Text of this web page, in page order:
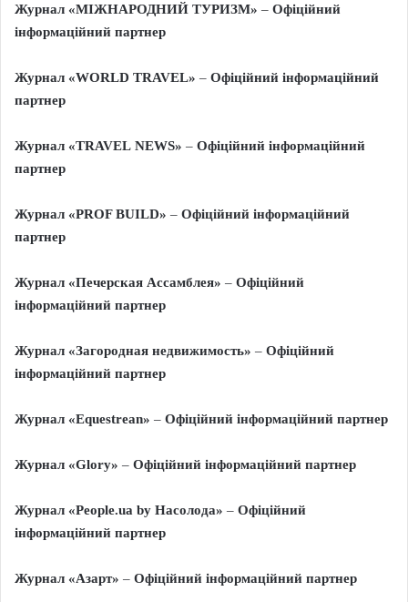
Журнал «МІЖНАРОДНИЙ ТУРИЗМ» – Офіційний
інформаційний партнер
Журнал «WORLD TRAVEL» – Офіційний інформаційний
партнер
Журнал «TRAVEL NEWS» – Офіційний інформаційний
партнер
Журнал «PROF BUILD» – Офіційний інформаційний
партнер
Журнал «Печерская Ассамблея» – Офіційний
інформаційний партнер
Журнал «Загородная недвижимость» – Офіційний
інформаційний партнер
Журнал «Equestrean» – Офіційний інформаційний партнер
Журнал «Glory» – Офіційний інформаційний партнер
Журнал «People.ua by Насолода» – Офіційний
інформаційний партнер
Журнал «Азарт» – Офіційний інформаційний партнер